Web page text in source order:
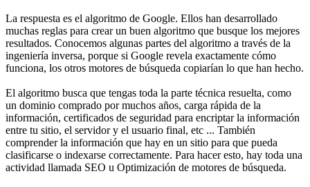
La respuesta es el algoritmo de Google. Ellos han desarrollado
muchas reglas para crear un buen algoritmo que busque los mejores
resultados. Conocemos algunas partes del algoritmo a través de la
ingeniería inversa, porque si Google revela exactamente cómo
funciona, los otros motores de búsqueda copiarían lo que han hecho.
El algoritmo busca que tengas toda la parte técnica resuelta, como
un dominio comprado por muchos años, carga rápida de la
información, certificados de seguridad para encriptar la información
entre tu sitio, el servidor y el usuario final, etc ... También
comprender la información que hay en un sitio para que pueda
clasificarse o indexarse ​​correctamente. Para hacer esto, hay toda una
actividad llamada SEO u Optimización de motores de búsqueda.